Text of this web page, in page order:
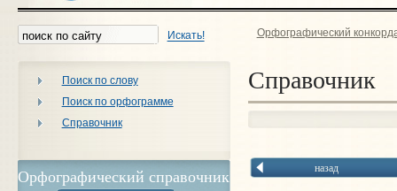
Искать!
Поиск по слову
Поиск по орфограмме
Справочник
Орфографический справочник
Орфографический
Справочник
назад